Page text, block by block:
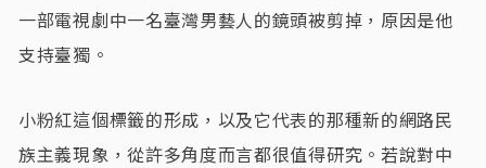
一部電視劇中一名臺灣男藝人的鏡頭被剪掉，原因是他
支持臺獨。
小粉紅這個標籤的形成，以及它代表的那種新的網路民
族主義現象，從許多角度而言都很值得研究。若說對中